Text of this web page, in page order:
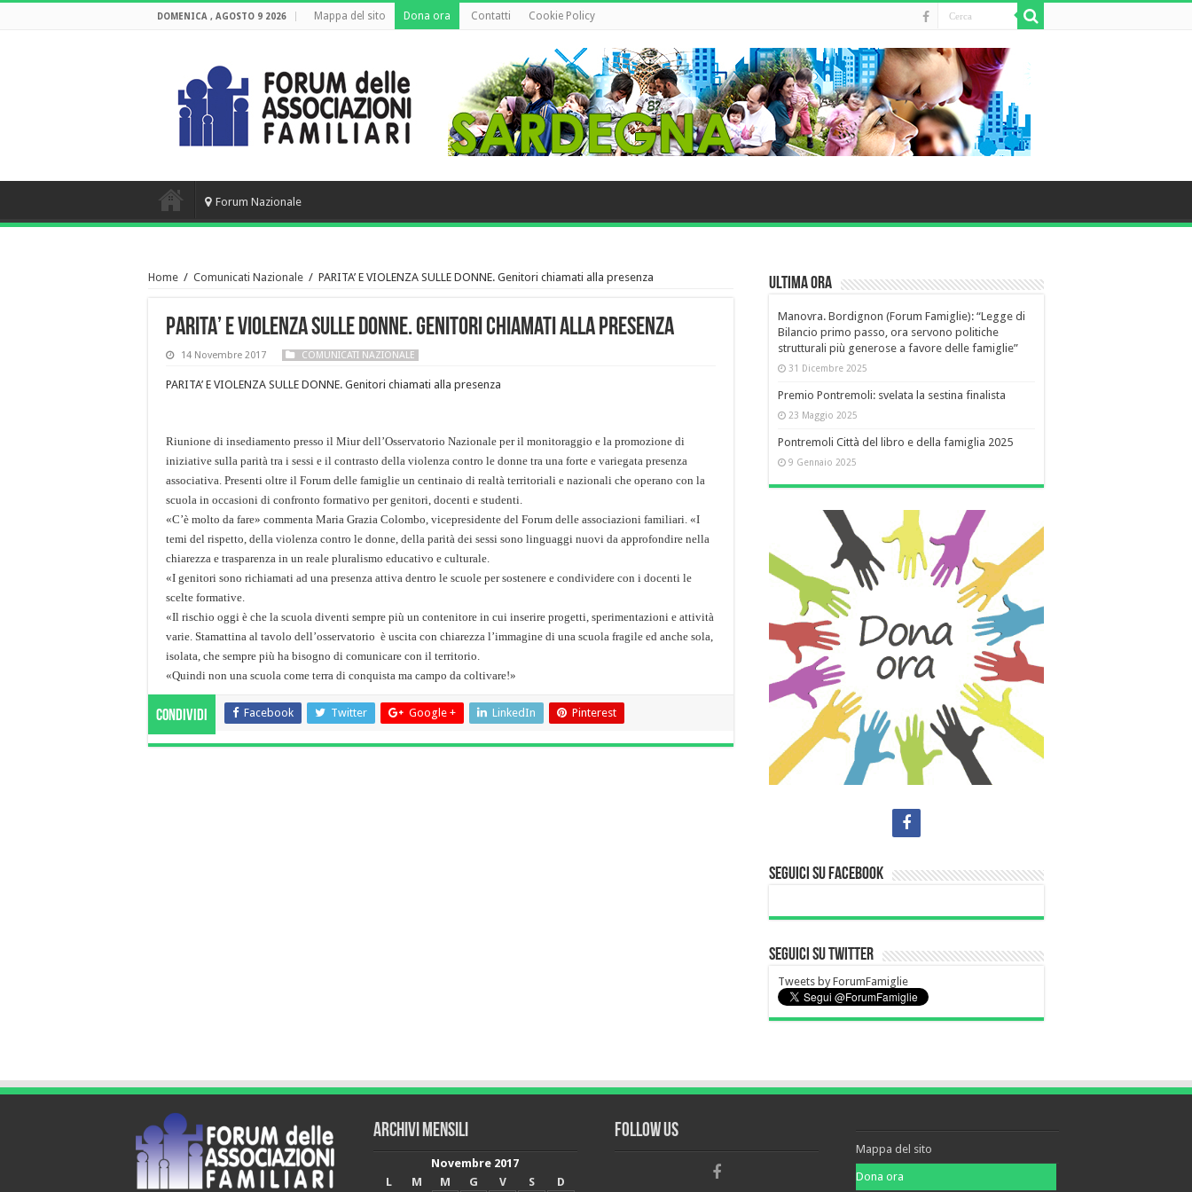
DOMENICA , AGOSTO 9 2026 Mappa del sito Dona ora Contatti Cookie Policy
Forum Nazionale
Home / Comunicati Nazionale / PARITA’ E VIOLENZA SULLE DONNE. Genitori chiamati alla presenza
PARITA’ E VIOLENZA SULLE DONNE. Genitori chiamati alla presenza
14 Novembre 2017 COMUNICATI NAZIONALE
PARITA’ E VIOLENZA SULLE DONNE. Genitori chiamati alla presenza
Riunione di insediamento presso il Miur dell’Osservatorio Nazionale per il monitoraggio e la promozione di
iniziative sulla parità tra i sessi e il contrasto della violenza contro le donne tra una forte e variegata presenza
associativa. Presenti oltre il Forum delle famiglie un centinaio di realtà territoriali e nazionali che operano con la
scuola in occasioni di confronto formativo per genitori, docenti e studenti.
«C’è molto da fare» commenta Maria Grazia Colombo, vicepresidente del Forum delle associazioni familiari. «I
temi del rispetto, della violenza contro le donne, della parità dei sessi sono linguaggi nuovi da approfondire nella
chiarezza e trasparenza in un reale pluralismo educativo e culturale.
«I genitori sono richiamati ad una presenza attiva dentro le scuole per sostenere e condividere con i docenti le
scelte formative.
«Il rischio oggi è che la scuola diventi sempre più un contenitore in cui inserire progetti, sperimentazioni e attività
varie. Stamattina al tavolo dell’osservatorio è uscita con chiarezza l’immagine di una scuola fragile ed anche sola,
isolata, che sempre più ha bisogno di comunicare con il territorio.
«Quindi non una scuola come terra di conquista ma campo da coltivare!»
Condividi Facebook Twitter Google + LinkedIn Pinterest
Ultima Ora
Manovra. Bordignon (Forum Famiglie): “Legge di
Bilancio primo passo, ora servono politiche
strutturali più generose a favore delle famiglie”
31 Dicembre 2025
Premio Pontremoli: svelata la sestina finalista
23 Maggio 2025
Pontremoli Città del libro e della famiglia 2025
9 Gennaio 2025
Seguici su Facebook
Seguici su Twitter
Tweets by ForumFamiglie
Archivi mensili
Novembre 2017
L
M M G V S D
Follow Us
Mappa del sito
Dona ora